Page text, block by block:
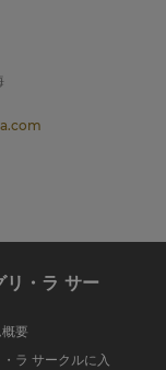
リ・ラ サー
要
ラ サークルに入